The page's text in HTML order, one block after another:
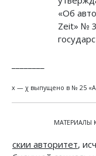
«Об
Zeit» №
х — χ выпущено в № 25
МАТЕРИАЛЫ
скии авторитет,